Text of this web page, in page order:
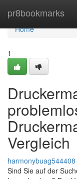
pr8bookmarks
Home
Home
1
Vergleich
harmonybuag544408
Sind Sie auf der